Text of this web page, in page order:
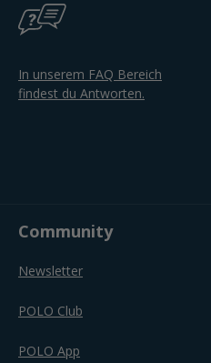
In unserem FAQ Bereich
findest du Antworten.
Community
Newsletter
POLO Club
POLO App